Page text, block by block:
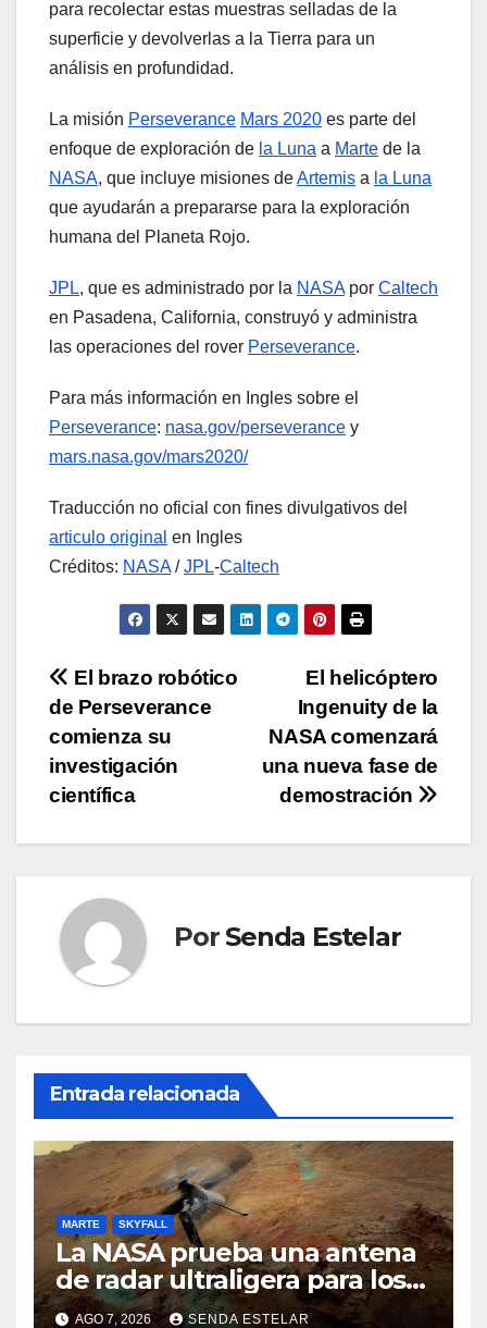
para recolectar estas muestras selladas de la
superficie y devolverlas a la Tierra para un
análisis en profundidad.
La misión Perseverance Mars 2020 es parte del
enfoque de exploración de la Luna a Marte de la
NASA, que incluye misiones deArtemis a la Luna
que ayudarán a prepararse para la exploración
humana del Planeta Rojo.
JPL, que es administrado por la NASApor Caltech
en Pasadena, California, construyó y administra
las operaciones del rover Perseverance.
Para más información en Ingles sobre el
Perseverance: nasa.gov/perseverance y
mars.nasa.gov/mars2020/
Traducción no oficial con fines divulgativos del
articulo original en Ingles
Créditos: NASA/JPL-Caltech
Navegación
de
entradas
El helicóptero
Ingenuity de la
NASA comenzará
una nueva fase de
demostración
El brazo robótico
de Perseverance
comienza su
investigación
científica
Por Senda Estelar
Entrada relacionada
MARTE SKYFALL
La NASA prueba una antena
de radar ultraligera para los
helicópteros SkyFall Mars
AGO 7, 2026 SENDA ESTELAR